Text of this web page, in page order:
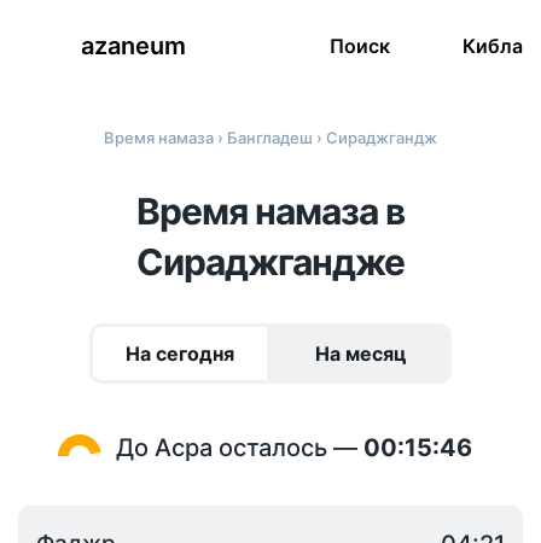
azaneum Поиск Кибла
Время намаза › Бангладеш › Сираджгандж
Время намаза в
Сираджгандже
На сегодня На месяц
До Асра осталось — 00:15:46